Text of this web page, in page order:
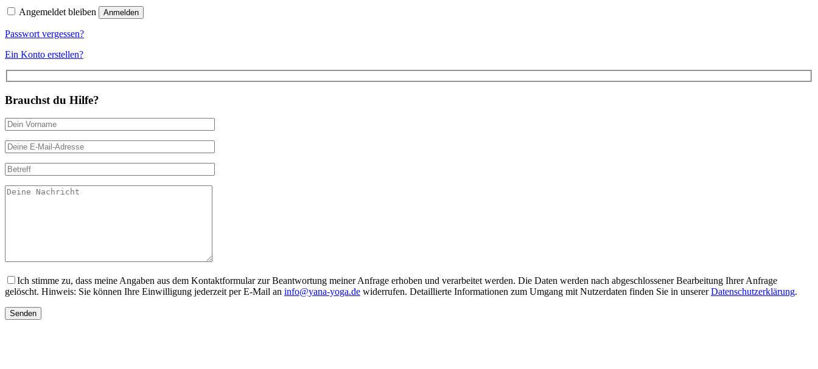
Angemeldet bleiben Anmelden
Passwort vergessen?
Ein Konto erstellen?
Brauchst du Hilfe?
Ich stimme zu, dass meine Angaben aus dem Kontaktformular zur Beantwortung meiner Anfrage erhoben und verarbeitet werden. Die Daten werden nach abgeschlossener Bearbeitung Ihrer Anfrage
gelöscht. Hinweis: Sie können Ihre Einwilligung jederzeit per E-Mail an info@yana-yoga.de widerrufen. Detaillierte Informationen zum Umgang mit Nutzerdaten finden Sie in unsererDatenschutzerklärung.